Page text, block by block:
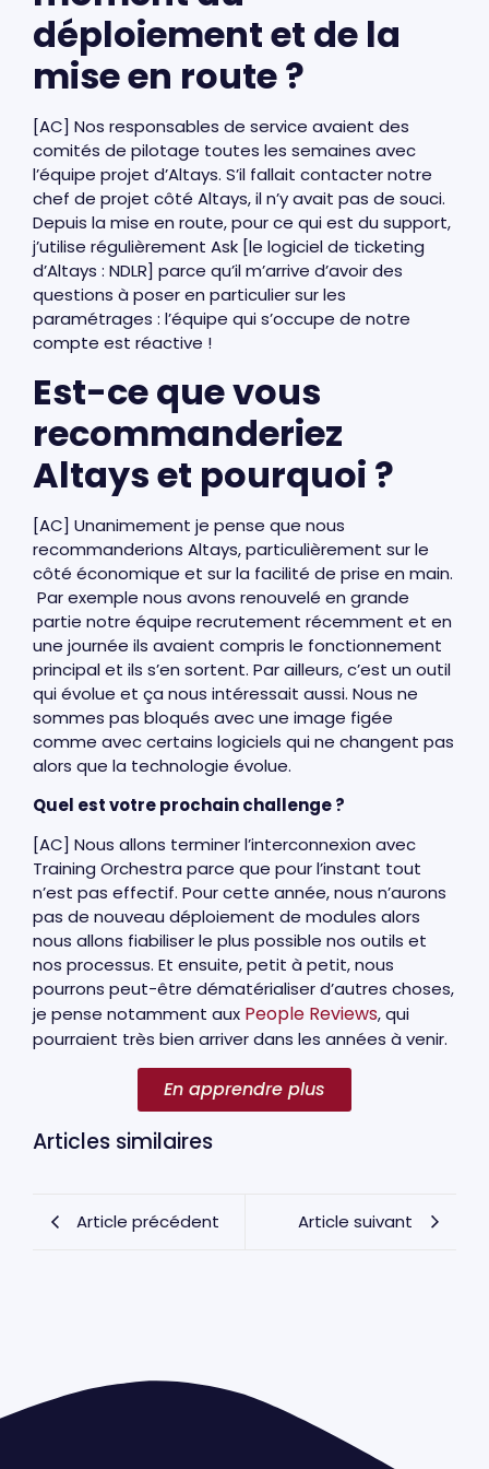
déploiement et de la
mise en route ?
[AC] Nos responsables de service avaient des
comités de pilotage toutes les semaines avec
l’équipe projet d’Altays. S’il fallait contacter notre
chef de projet côté Altays, il n’y avait pas de souci.
Depuis la mise en route, pour ce qui est du support,
j’utilise régulièrement Ask [le logiciel de ticketing
d’Altays : NDLR] parce qu’il m’arrive d’avoir des
questions à poser en particulier sur les
paramétrages : l’équipe qui s’occupe de notre
compte est réactive !
Est-ce que vous
recommanderiez
Altays et pourquoi ?
[AC] Unanimement je pense que nous
recommanderions Altays, particulièrement sur le
côté économique et sur la facilité de prise en main.
Par exemple nous avons renouvelé en grande
partie notre équipe recrutement récemment et en
une journée ils avaient compris le fonctionnement
principal et ils s’en sortent. Par ailleurs, c’est un outil
qui évolue et ça nous intéressait aussi. Nous ne
sommes pas bloqués avec une image figée
comme avec certains logiciels qui ne changent pas
alors que la technologie évolue.
Quel est votre prochain challenge ?
[AC] Nous allons terminer l’interconnexion avec
Training Orchestra parce que pour l’instant tout
n’est pas effectif. Pour cette année, nous n’aurons
pas de nouveau déploiement de modules alors
nous allons fiabiliser le plus possible nos outils et
nos processus. Et ensuite, petit à petit, nous
pourrons peut-être dématérialiser d’autres choses,
je pense notamment aux People Reviews, qui
pourraient très bien arriver dans les années à venir.
En apprendre plus
Articles similaires
Article précédent Article suivant